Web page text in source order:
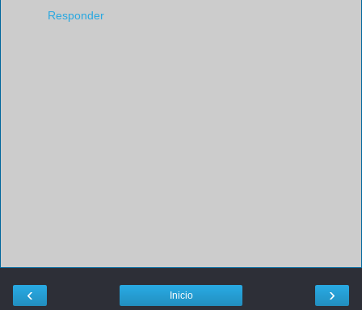
Responder
‹ ›
Inicio